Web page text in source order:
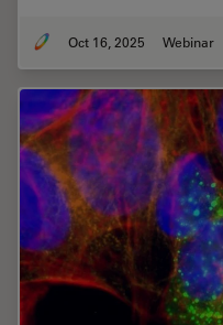
Oct 16, 2025 Webinar